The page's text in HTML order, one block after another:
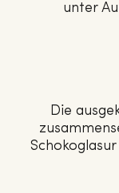
unter
Die